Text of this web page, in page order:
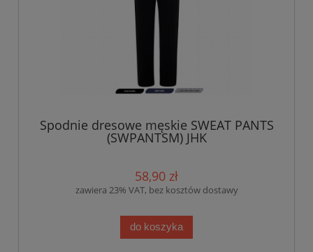
Spodnie dresowe męskie SWEAT PANTS
(SWPANTSM) JHK
58,90 zł
zawiera 23% VAT, bez kosztów dostawy
do koszyka